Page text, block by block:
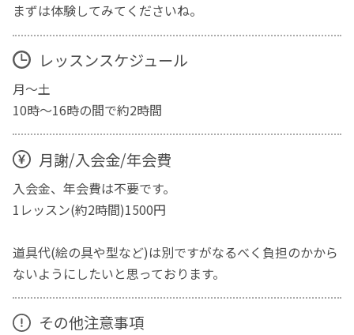
まずは体験してみてくださいね。
レッスンスケジュール
月〜土
10時〜16時の間で約2時間
月謝/入会金/年会費
入会金、年会費は不要です。
1レッスン(約2時間)1500円
道具代(絵の具や型など)は別ですがなるべく負担のかから
ないようにしたいと思っております。
その他注意事項